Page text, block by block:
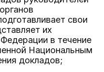
свои
их
в течение
Национальным
докладов;